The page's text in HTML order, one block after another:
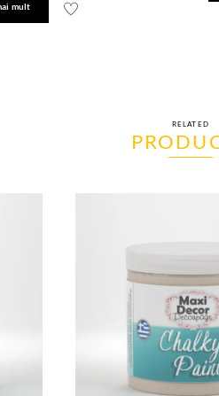
mult
RELATED